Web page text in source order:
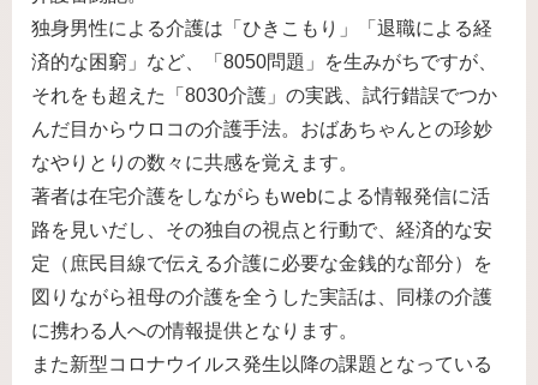
独身男性による介護は「ひきこもり」「退職による経
済的な困窮」など、「8050問題」を生みがちですが、
それをも超えた「8030介護」の実践、試行錯誤でつか
んだ目からウロコの介護手法。おばあちゃんとの珍妙
なやりとりの数々に共感を覚えます。
著者は在宅介護をしながらもwebによる情報発信に活
路を見いだし、その独自の視点と行動で、経済的な安
定（庶民目線で伝える介護に必要な金銭的な部分）を
図りながら祖母の介護を全うした実話は、同様の介護
に携わる人への情報提供となります。
また新型コロナウイルス発生以降の課題となっている